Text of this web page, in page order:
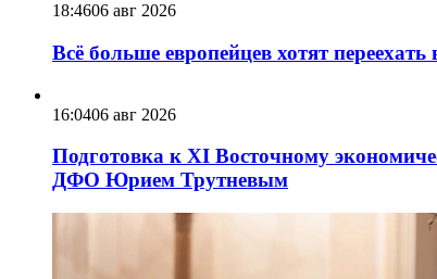
18:4606 авг 2026
Всё больше европейцев хотят переехать
16:0406 авг 2026
Подготовка к XI Восточному
ДФО Юрием Трутневым